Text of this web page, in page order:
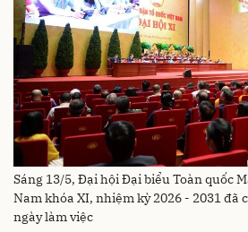
Sáng 13/5, Đại hội Đại biểu Toàn quốc
Nam khóa XI, nhiệm kỳ 2026 - 2031 đã
ngày làm việc